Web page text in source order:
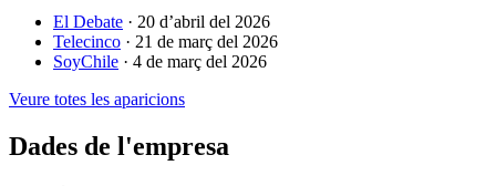
El Debate · 20 d’abril del 2026
Telecinco · 21 de març del 2026
SoyChile · 4 de març del 2026
Veure totes les aparicions
Dades de l'empresa